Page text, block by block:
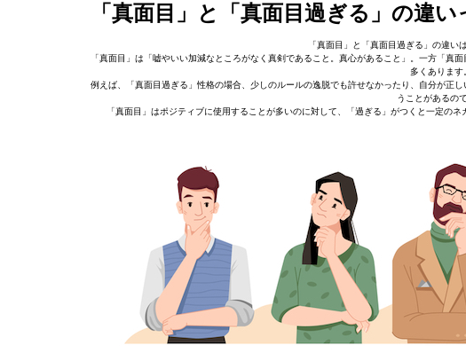
「真面目」と「真面目過ぎる」の違い
「真面目」と「真面目過ぎる」の違い
「真面目」は「嘘やいい加減なところがなく真剣であること。真心があること」。一方「
多くあります
例えば、「真面目過ぎる」性格の場合、少しのルールの逸脱でも許せなかったり、自分が正
うことがあるので
「真面目」はポジティブに使用することが多いのに対して、「過ぎる」がつくと一定の